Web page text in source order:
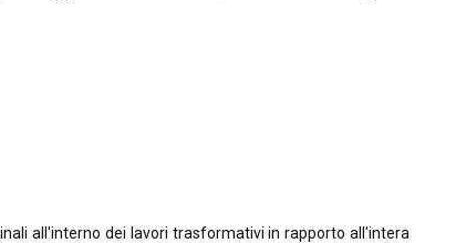
all'interno dei lavori trasformativi in rapporto all'intera